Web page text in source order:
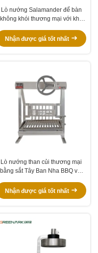
Lò nướng Salamander để bàn
không khói thương mại với khả
năng lượng cho nhà hàng
Nhận được giá tốt nhất
Lò nướng than củi thương mại
bằng sắt Tây Ban Nha BBQ với
gỉ 304 và nhiệt độ nướng 300-
600°C
Nhận được giá tốt nhất